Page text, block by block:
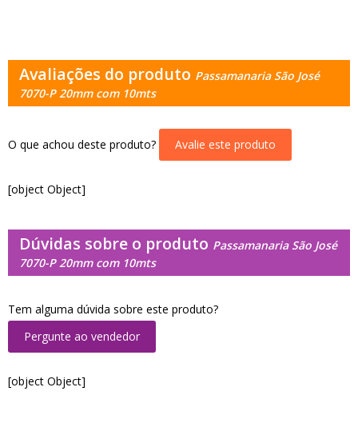
Avaliações do produto Passamanaria São José
7070-P 20mm com 10mts
O que achou deste produto? Avalie este produto
[object Object]
Dúvidas sobre o produto Passamanaria São José
7070-P 20mm com 10mts
Tem alguma dúvida sobre este produto?
Pergunte ao vendedor
[object Object]